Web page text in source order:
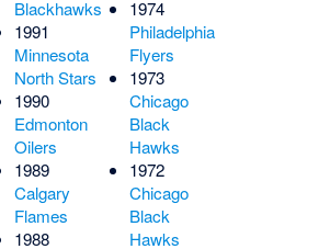
Blackhawks
1991
Minnesota
North Stars
1990
Edmonton
Oilers
1989
Calgary
Flames
1988
1974
Philadelphia
Flyers
1973
Chicago
Black
Hawks
1972
Chicago
Black
Hawks